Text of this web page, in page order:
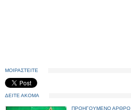
ΜΟΙΡΑΣΤΕΙΤΕ
ΔΕΙΤΕ ΑΚΟΜΑ
ΠΡΟΗΓΟΥΜΕΝΟ ΑΡΘΡΟ